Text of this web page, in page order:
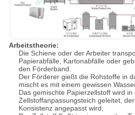
Arbeitstheorie:
Die Schiene oder der Arbeiter
Papierabfälle, Kartonabfälle oder
den Förderband.
Der Förderer gießt die Rohstoffe in
mischt es mit einem gewissen
Das gemischte Papierzellstoff wird in
Zellstoffanpassungsteich geleitet,
Konsistenz angepasst wird;